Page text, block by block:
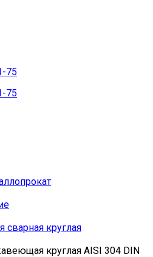
75
75
круглая
круглая AISI 304 DIN